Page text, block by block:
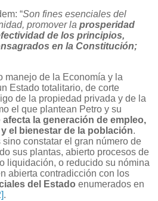
“Son fines esenciales del
promover la prosperidad
de los principios,
en la Constitución;
manejo de la Economía y la
Estado totalitario, de corte
de la propiedad privada y de la
el que plantean Petro y su
afecta la generación de empleo,
el bienestar de la población.
constatar el gran número de
sus plantas, abierto procesos de
liquidación, o reducido su nómina
abierta contradicción con los
del Estado enumerados en
.